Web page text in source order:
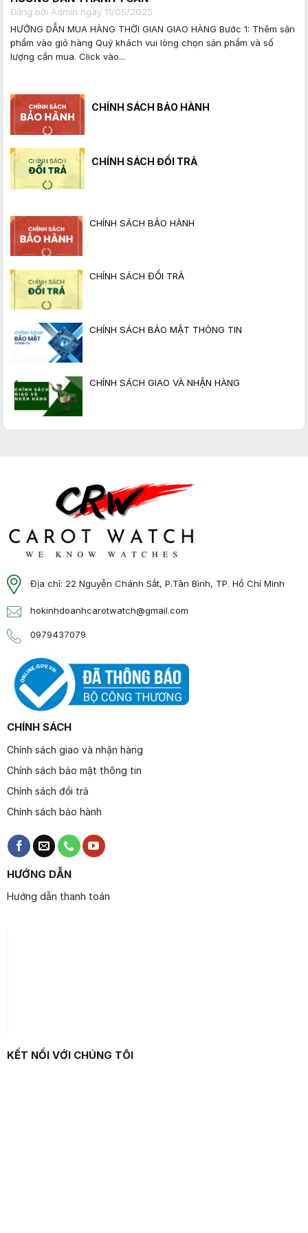
Đăng bởi Admin ngày 11/05/2025
HƯỚNG DẪN MUA HÀNG THỜI GIAN GIAO HÀNG Bước 1: Thêm sản
phẩm vào giỏ hàng Quý khách vui lòng chọn sản phẩm và số
lượng cần mua. Click vào...
CHÍNH SÁCH BẢO HÀNH
CHÍNH SÁCH ĐỔI TRẢ
CHÍNH SÁCH BẢO HÀNH
CHÍNH SÁCH ĐỔI TRẢ
CHÍNH SÁCH BẢO MẬT THÔNG TIN
CHÍNH SÁCH GIAO VÀ NHẬN HÀNG
Địa chỉ: 22 Nguyễn Chánh Sắt, P.Tân Bình, TP. Hồ Chí Minh
hokinhdoanhcarotwatch@gmail.com
0979437079
CHÍNH SÁCH
Chính sách giao và nhận hàng
Chính sách bảo mật thông tin
Chính sách đổi trả
Chính sách bảo hành
HƯỚNG DẪN
Hướng dẫn thanh toán
KẾT NỐI VỚI CHÚNG TÔI